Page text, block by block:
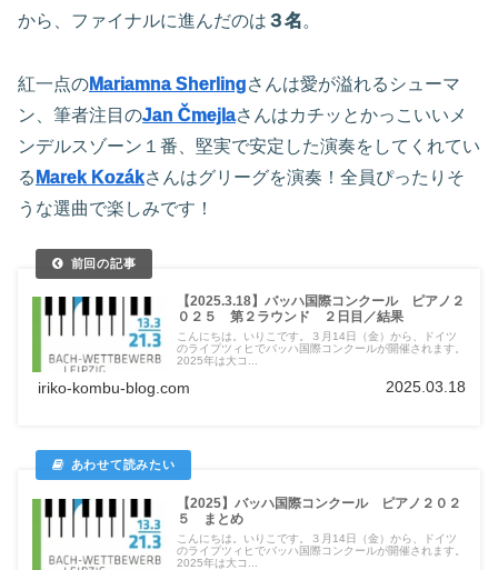
から、ファイナルに進んだのは ３名。
紅一点のMariamna Sherlingさんは愛が溢れるシューマ
ン、筆者注目のJan Čmejlaさんはカチッとかっこいいメ
ンデルスゾーン１番、堅実で安定した演奏をしてくれてい
る Marek Kozákさんはグリーグを演奏！全員ぴったりそ
うな選曲で楽しみです！
【2025.3.18】バッハ国際コンクール ピアノ２
０２５ 第２ラウンド ２日目／結果
こんにちは。いりこです。３月14日（金）から、ドイツ
のライプツィヒでバッハ国際コンクールが開催されます。
2025年は大コ...
iriko-kombu-blog.com 2025.03.18
【2025】バッハ国際コンクール ピアノ２０２
５ まとめ
こんにちは。いりこです。３月14日（金）から、ドイツ
のライプツィヒでバッハ国際コンクールが開催されます。
2025年は大コ...